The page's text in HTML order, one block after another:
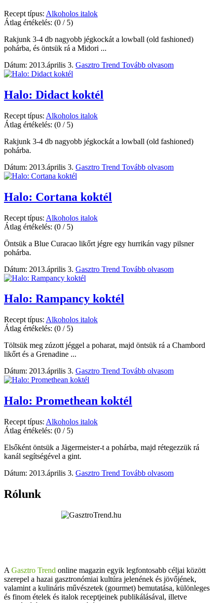
Recept típus: Alkoholos italok
Átlag értékelés: (0 / 5)
Rakjunk 3-4 db nagyobb jégkockát a lowball (old fashioned)
pohárba, és öntsük rá a Midori ...
Dátum: 2013.április 3. Gasztro Trend Tovább olvasom
Halo: Didact koktél
Recept típus: Alkoholos italok
Átlag értékelés: (0 / 5)
Rakjunk 3-4 db nagyobb jégkockát a lowball (old fashioned)
pohárba.
Dátum: 2013.április 3. Gasztro Trend Tovább olvasom
Halo: Cortana koktél
Recept típus: Alkoholos italok
Átlag értékelés: (0 / 5)
Öntsük a Blue Curacao likőrt jégre egy hurrikán vagy pilsner
pohárba.
Dátum: 2013.április 3. Gasztro Trend Tovább olvasom
Halo: Rampancy koktél
Recept típus: Alkoholos italok
Átlag értékelés: (0 / 5)
Töltsük meg zúzott jéggel a poharat, majd öntsük rá a Chambord
likőrt és a Grenadine ...
Dátum: 2013.április 3. Gasztro Trend Tovább olvasom
Halo: Promethean koktél
Recept típus: Alkoholos italok
Átlag értékelés: (0 / 5)
Elsőként öntsük a Jägermeister-t a pohárba, majd rétegezzük rá
kanál segítségével a gint.
Dátum: 2013.április 3. Gasztro Trend Tovább olvasom
Rólunk
A Gasztro Trend online magazin egyik legfontosabb céljai között
szerepel a hazai gasztronómiai kultúra jelenének és jövőjének,
valamint a kulináris művészetek (gourmet) bemutatása, különleges
és finom ételek és italok receptjeinek publikálásával, illetve